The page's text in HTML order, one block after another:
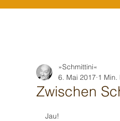
Zwischen
»Schmittini«
6. Mai 2017 1 Min.
Jau!